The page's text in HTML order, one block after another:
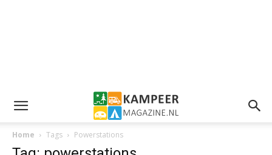
Home Tags Powerstations